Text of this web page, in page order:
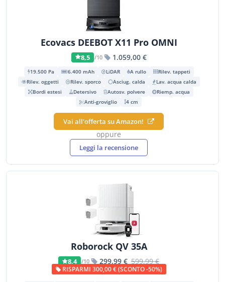
Ecovacs DEEBOT X11 Pro OMNI
8,5 /10 1.059,00 €
19.500 Pa 6.400 mAh LiDAR A rullo
Rilev. tappeti
Rilev. oggetti
Rilev. sporco Asciug. calda
Lav. acqua calda
Bordi estesi
Detersivo Autosv. polvere
Riemp. acqua
Anti-groviglio
4 cm
Vai all'offerta su Amazon!
oppure
Leggi la recensione
Roborock QV 35A
8,4 /10 299,99 € 599,99 €
RISPARMI 300,00 € (SCONTO -50%)